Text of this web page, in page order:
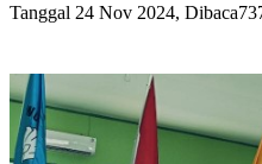
Tanggal 24 Nov 2024,